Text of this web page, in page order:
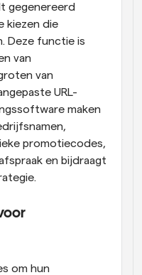
gegenereerd
kiezen die
Deze functie is
van
van
URL-
maken
promotiecodes,
en bijdraagt
om hun